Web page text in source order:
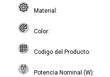
Material
Color
Codigo del Producto
Potencia Nominal (W)